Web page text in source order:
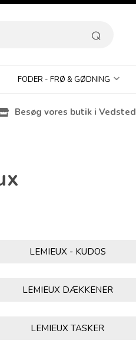
FODER - FRØ & GØDNING
Besøg vores butik i Vedsted
LEMIEUX - KUDOS
LEMIEUX DÆKKENER
LEMIEUX TASKER